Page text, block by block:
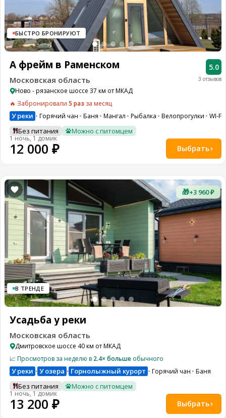
БЫСТРО БРОНИРУЮТ
3 отзывов
5.0
А фрейм в Раменском
Московская область
Ново - рязанское шоссе 37 км от МКАД
🔥 Забронировали 5 раз за месяц
У реки Горячий чан Баня Мангал Рыбалка Велопрогулки WI-FI
Без питания Можно с питомцем
1 ночь, 1 домик
12 000 ₽ Выбрать
🎁+3 960 ₽
В ТРЕНДЕ
Усадьба у реки
Московская область
Дмитровское шоссе 40 км от МКАД
📈 Просмотров за неделю в 2.4× больше обычного
У реки • У озера • Горнолыжный курорт Горячий чан Баня
Без питания Можно с питомцем
1 ночь, 1 домик
13 200 ₽ Выбрать